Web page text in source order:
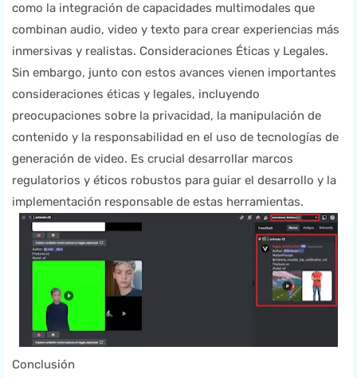
como la integración de capacidades multimodales que
combinan audio, video y texto para crear experiencias más
inmersivas y realistas. Consideraciones Éticas y Legales.
Sin embargo, junto con estos avances vienen importantes
consideraciones éticas y legales, incluyendo
preocupaciones sobre la privacidad, la manipulación de
contenido y la responsabilidad en el uso de tecnologías de
generación de video. Es crucial desarrollar marcos
regulatorios y éticos robustos para guiar el desarrollo y la
implementación responsable de estas herramientas.
Conclusión